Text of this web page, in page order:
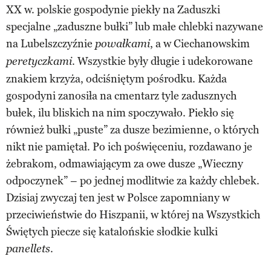
XX w. polskie gospodynie piekły na Zaduszki
specjalne „zaduszne bułki” lub małe chlebki nazywane
na Lubelszczyźnie powałkami, a w Ciechanowskim
peretyczkami. Wszystkie były długie i udekorowane
znakiem krzyża, odciśniętym pośrodku. Każda
gospodyni zanosiła na cmentarz tyle zadusznych
bułek, ilu bliskich na nim spoczywało. Piekło się
również bułki „puste” za dusze bezimienne, o których
nikt nie pamiętał. Po ich poświęceniu, rozdawano je
żebrakom, odmawiającym za owe dusze „Wieczny
odpoczynek” – po jednej modlitwie za każdy chlebek.
Dzisiaj zwyczaj ten jest w Polsce zapomniany w
przeciwieństwie do Hiszpanii, w której na Wszystkich
Świętych piecze się katalońskie słodkie kulki
panellets.